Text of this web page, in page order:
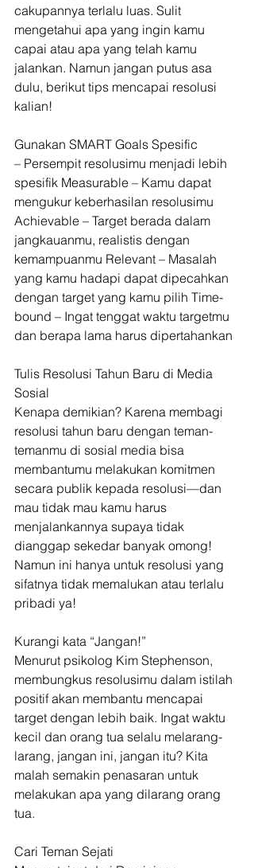
cakupannya terlalu luas. Sulit
mengetahui apa yang ingin kamu
capai atau apa yang telah kamu
jalankan. Namun jangan putus asa
dulu, berikut tips mencapai resolusi
kalian!
Gunakan SMART Goals Spesific
– Persempit resolusimu menjadi lebih
spesifik Measurable – Kamu dapat
mengukur keberhasilan resolusimu
Achievable – Target berada dalam
jangkauanmu, realistis dengan
kemampuanmu Relevant – Masalah
yang kamu hadapi dapat dipecahkan
dengan target yang kamu pilih Time-
bound – Ingat tenggat waktu targetmu
dan berapa lama harus dipertahankan
Tulis Resolusi Tahun Baru di Media
Sosial
Kenapa demikian? Karena membagi
resolusi tahun baru dengan teman-
temanmu di sosial media bisa
membantumu melakukan komitmen
secara publik kepada resolusi—dan
mau tidak mau kamu harus
menjalankannya supaya tidak
dianggap sekedar banyak omong!
Namun ini hanya untuk resolusi yang
sifatnya tidak memalukan atau terlalu
pribadi ya!
Kurangi kata “Jangan!”
Menurut psikolog Kim Stephenson,
membungkus resolusimu dalam istilah
positif akan membantu mencapai
target dengan lebih baik. Ingat waktu
kecil dan orang tua selalu melarang-
larang, jangan ini, jangan itu? Kita
malah semakin penasaran untuk
melakukan apa yang dilarang orang
tua.
Cari Teman Sejati